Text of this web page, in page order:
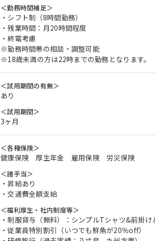
＜勤務時間補足＞
・シフト制（8時間勤務）
・残業時間：月20時間程度
・終電考慮
※勤務時間帯の相談・調整可能
※18歳未満の方は22時までの勤務となります。
＜試用期間の有無＞
あり
＜試用期間＞
3ヶ月
＜各種保険＞
健康保険 厚生年金 雇用保険 労災保険
＜諸手当＞
・昇給あり
・交通費全額支給
＜福利厚生・社内制度等＞
・制服貸与（無料）：シンプルTシャツ&前掛け
・従業員特別割引（いつでも鮮魚が20％off）